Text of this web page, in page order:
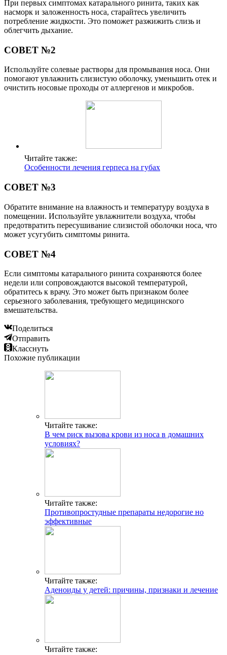
При первых симптомах катарального ринита, таких как
насморк и заложенность носа, старайтесь увеличить
потребление жидкости. Это поможет разжижить слизь и
облегчить дыхание.
СОВЕТ №2
Используйте солевые растворы для промывания носа. Они
помогают увлажнить слизистую оболочку, уменьшить отек и
очистить носовые проходы от аллергенов и микробов.
Читайте также:
Особенности лечения герпеса на губах
СОВЕТ №3
Обратите внимание на влажность и температуру воздуха в
помещении. Используйте увлажнители воздуха, чтобы
предотвратить пересушивание слизистой оболочки носа, что
может усугубить симптомы ринита.
СОВЕТ №4
Если симптомы катарального ринита сохраняются более
недели или сопровождаются высокой температурой,
обратитесь к врачу. Это может быть признаком более
серьезного заболевания, требующего медицинского
вмешательства.
Поделиться
Отправить
Класснуть
Похожие публикации
Читайте также:
В чем риск вызова крови из носа в домашних
условиях?
Читайте также:
Противопростудные препараты недорогие но
эффективные
Читайте также:
Аденоиды у детей: причины, признаки и лечение
Читайте также: